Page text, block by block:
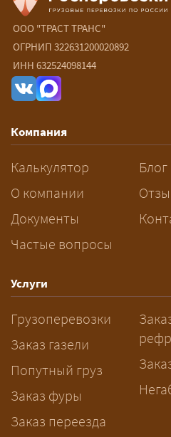
Сколько
негабарита?
— От 90 ₽/км.
рассчитывается
влияют
сопровождения.
За сколько
перевозку
— Заранее:
рабочих дней.
рассчитает
подготовку
ООО "ТРАСТ ТРАНС"
ОГРНИП 322631200020892
ИНН 632524098144
Компания
Калькулятор
О компании
Документы
Частые вопросы
Блог
Услуги
Грузоперевозки
Заказ газели
Попутный груз
Заказ фуры
Заказ переезда